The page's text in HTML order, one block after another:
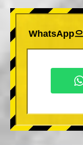
WhatsApp